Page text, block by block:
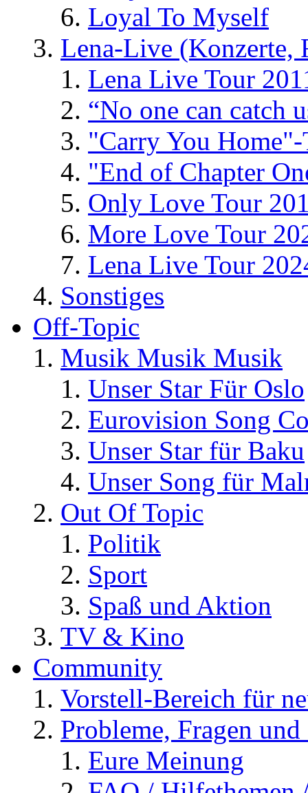
Loyal To Myself
Lena-Live (Konzerte,
Lena Live Tour
“No one can catch
"Carry You
"End of Chapter
Only Love Tour
More Love Tour
Lena Live Tour
Sonstiges
Off-Topic
Musik Musik Musik
Unser Star Für Oslo
Eurovision Song
Unser Star für Baku
Unser Song für
Out Of Topic
Politik
Sport
Spaß und Aktion
TV & Kino
Community
Vorstell-Bereich für
Probleme, Fragen
Eure Meinung